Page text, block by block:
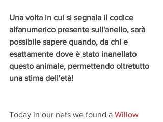
Una volta in cui si segnala il codice
alfanumerico presente sull'anello, sarà
possibile sapere quando, da chi e
esattamente dove è stato inanellato
questo animale, permettendo oltretutto
una stima dell'età!
Today in our nets we found a Willow